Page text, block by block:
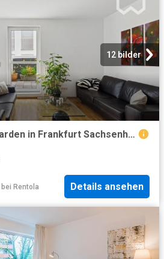
12 bilder
Spacious loft with garden in Frankfurt Sachsenhausen
bei Rentola Details ansehen